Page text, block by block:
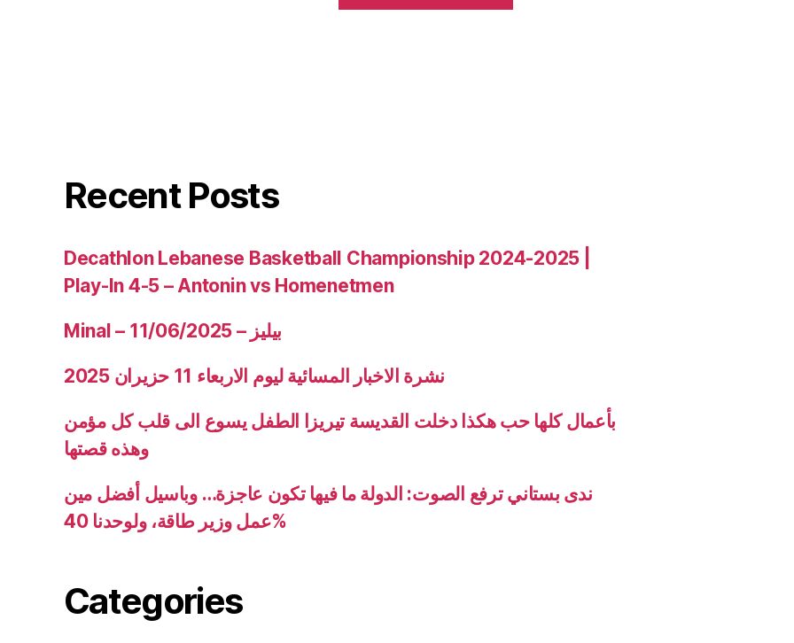
Recent Posts
Decathlon Lebanese Basketball Championship 2024-2025 |
Play-In 4-5 – Antonin vs Homenetmen
Minal – 11/06/2025 – بيليز
نشرة الاخبار المسائية ليوم الاربعاء 11 حزيران 2025
بأعمال كلها حب هكذا دخلت القديسة تيريزا الطفل يسوع الى قلب كل مؤمن
وهذه قصتها
ندى بستاني ترفع الصوت: الدولة ما فيها تكون عاجزة… وباسيل أفضل مين
عمل وزير طاقة، ولوحدنا 40%
Categories